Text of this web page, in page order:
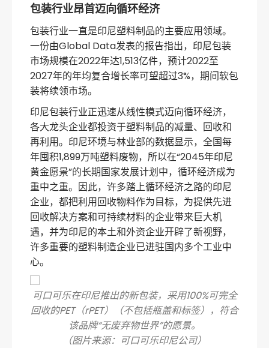
包装行业昂首迈向循环经济
包装行业一直是印尼塑料制品的主要应用领域。
一份由Global Data发表的报告指出，印尼包装
市场规模在2022年达1,513亿件，预计2022至
2027年的年均复合增长率可望超过3%，期间软包
装将续领市场。
印尼包装行业正迅速从线性模式迈向循环经济，
各大龙头企业都投资于塑料制品的减量、回收和
再利用。印尼环境与林业部的数据显示，全国每
年囤积1,899万吨塑料废物，所以在“2045年印尼
黄金愿景”的长期国家发展计划中，循环经济成为
重中之重。因此，许多踏上循环经济之路的印尼
企业，都把利用回收物料作为目标，为提供先进
回收解决方案和可持续材料的企业带来巨大机
遇，并为印尼的本土和外资企业开辟了新视野，
许多重要的塑料制造企业已进驻国内多个工业中
心。
可口可乐在印尼推出的新包装，采用100%可完全
回收的PET（rPET）（不包括瓶盖和标签），符合
该品牌“无废弃物世界”的愿景。
（图片来源：可口可乐印尼公司）